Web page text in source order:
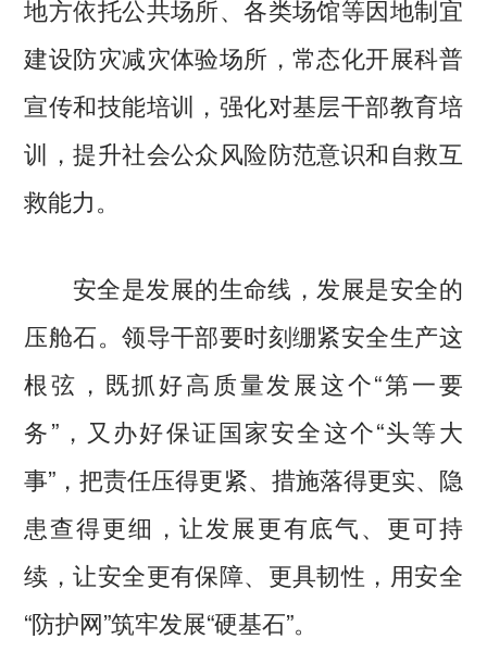
地方依托公共场所、各类场馆等因地制宜
建设防灾减灾体验场所，常态化开展科普
宣传和技能培训，强化对基层干部教育培
训，提升社会公众风险防范意识和自救互
救能力。
安全是发展的生命线，发展是安全的
压舱石。领导干部要时刻绷紧安全生产这
根弦，既抓好高质量发展这个“第一要
务”，又办好保证国家安全这个“头等大
事”，把责任压得更紧、措施落得更实、隐
患查得更细，让发展更有底气、更可持
续，让安全更有保障、更具韧性，用安全
“防护网”筑牢发展“硬基石”。